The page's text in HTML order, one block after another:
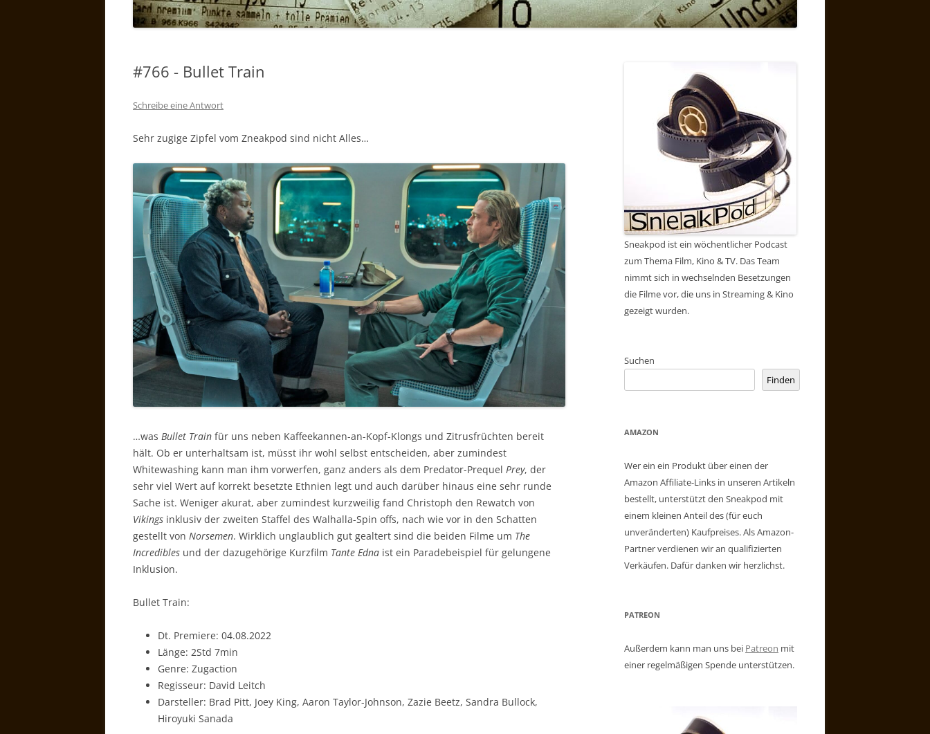
#766 - Bullet Train
Schreibe eine Antwort
Sehr zugige Zipfel vom Zneakpod sind nicht Alles…
…was Bullet Train für uns neben Kaffeekannen-an-Kopf-Klongs und Zitrusfrüchten bereit
hält. Ob er unterhaltsam ist, müsst ihr wohl selbst entscheiden, aber zumindest
Whitewashing kann man ihm vorwerfen, ganz anders als dem Predator-Prequel Prey, der
sehr viel Wert auf korrekt besetzte Ethnien legt und auch darüber hinaus eine sehr runde
Sache ist. Weniger akurat, aber zumindest kurzweilig fand Christoph den Rewatch von
Vikings inklusiv der zweiten Staffel des Walhalla-Spin offs, nach wie vor in den Schatten
gestellt von Norsemen. Wirklich unglaublich gut gealtert sind die beiden Filme um The
Incredibles und der dazugehörige Kurzfilm Tante Edna ist ein Paradebeispiel für gelungene
Inklusion.
Bullet Train:
Dt. Premiere: 04.08.2022
Länge: 2Std 7min
Genre: Zugaction
Regisseur: David Leitch
Darsteller: Brad Pitt, Joey King, Aaron Taylor-Johnson, Zazie Beetz, Sandra Bullock,
Hiroyuki Sanada
Sneakpod ist ein wöchentlicher Podcast
zum Thema Film, Kino & TV. Das Team
nimmt sich in wechselnden Besetzungen
die Filme vor, die uns in Streaming & Kino
gezeigt wurden.
Suchen
Finden
AMAZON
Wer ein ein Produkt über einen der
Amazon Affiliate-Links in unseren Artikeln
bestellt, unterstützt den Sneakpod mit
einem kleinen Anteil des (für euch
unveränderten) Kaufpreises. Als Amazon-
Partner verdienen wir an qualifizierten
Verkäufen. Dafür danken wir herzlichst.
PATREON
Außerdem kann man uns bei Patreon mit
einer regelmäßigen Spende unterstützen.